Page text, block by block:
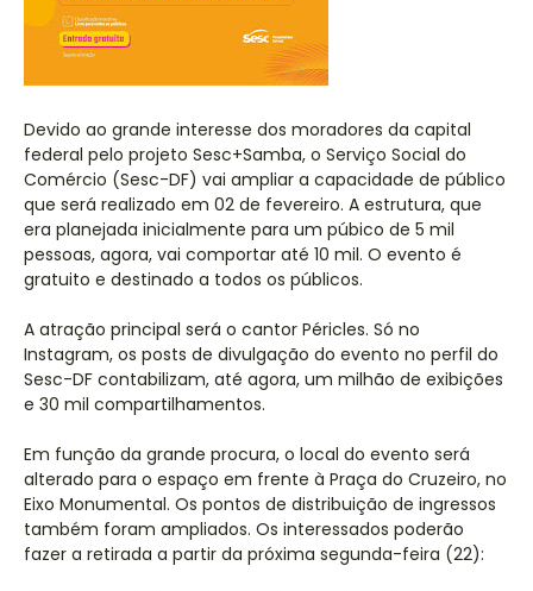
Devido ao grande interesse dos moradores da capital
federal pelo projeto Sesc+Samba, o Serviço Social do
Comércio (Sesc-DF) vai ampliar a capacidade de público
que será realizado em 02 de fevereiro. A estrutura, que
era planejada inicialmente para um púbico de 5 mil
pessoas, agora, vai comportar até 10 mil. O evento é
gratuito e destinado a todos os públicos.
A atração principal será o cantor Péricles. Só no
Instagram, os posts de divulgação do evento no perfil do
Sesc-DF contabilizam, até agora, um milhão de exibições
e 30 mil compartilhamentos.
Em função da grande procura, o local do evento será
alterado para o espaço em frente à Praça do Cruzeiro, no
Eixo Monumental. Os pontos de distribuição de ingressos
também foram ampliados. Os interessados poderão
fazer a retirada a partir da próxima segunda-feira (22):